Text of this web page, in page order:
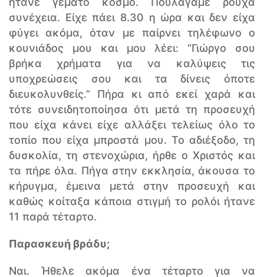
συνέχεια. Είχε πάει 8.30 η ώρα και δεν είχα
φύγει ακόμα, όταν με παίρνει τηλέφωνο ο
κουνιάδος μου και μου λέει: “Γιώργο σου
βρήκα χρήματα για να καλύψεις τις
υποχρεώσεις σου και τα δίνεις όποτε
διευκολυνθείς.” Πήρα κι από εκεί χαρά και
τότε συνειδητοποίησα ότι μετά τη προσευχή
που είχα κάνει είχε αλλάξει τελείως όλο το
τοπίο που είχα μπροστά μου. Το αδιέξοδο, τη
δυσκολία, τη στενοχώρια, ήρθε ο Χριστός και
τα πήρε όλα. Πήγα στην εκκλησία, άκουσα το
κήρυγμα, έμεινα μετά στην προσευχή και
καθώς κοίταξα κάποια στιγμή το ρολόι ήτανε
11 παρά τέταρτο.
Παρασκευή βράδυ;
Ναι. Ήθελε ακόμα ένα τέταρτο για να